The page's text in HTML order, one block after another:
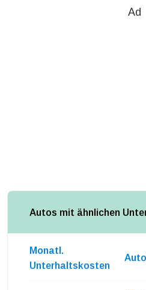
Ad
Autos mit ähnlichen
Monatl.
Unterhaltskosten